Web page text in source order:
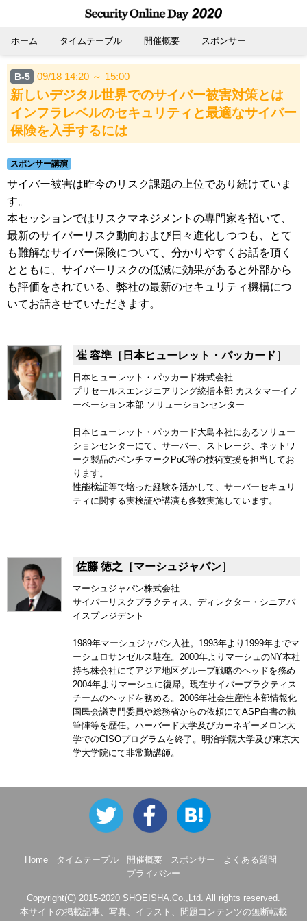
ホーム タイムテーブル 開催概要 スポンサー
B-5 09/18 14:20 ～ 15:00
新しいデジタル世界でのサイバー被害対策とは
インフラレベルのセキュリティと最適なサイバー
保険を入手するには
スポンサー講演
サイバー被害は昨今のリスク課題の上位であり続けていま
す。
本セッションではリスクマネジメントの専門家を招いて、
最新のサイバーリスク動向および日々進化しつつも、とて
も難解なサイバー保険について、分かりやすくお話を頂く
とともに、サイバーリスクの低減に効果があると外部から
も評価をされている、弊社の最新のセキュリティ機構につ
いてお話させていただきます。
崔 容準［日本ヒューレット・パッカード］
日本ヒューレット・パッカード株式会社
プリセールスエンジニアリング統括本部 カスタマーイノ
ーベーション本部 ソリューションセンター
日本ヒューレット・パッカード大島本社にあるソリュー
ションセンターにて、サーバー、ストレージ、ネットワ
ーク製品のベンチマークPoC等の技術支援を担当してお
ります。
性能検証等で培った経験を活かして、サーバーセキュリ
ティに関する実検証や講演も多数実施しています。
佐藤 徳之［マーシュジャパン］
マーシュジャパン株式会社
サイバーリスクプラクティス、ディレクター・シニアバ
イスプレジデント
1989年マーシュジャパン入社。1993年より1999年までマ
ーシュロサンゼルス駐在。2000年よりマーシュのNY本社
持ち株会社にてアジア地区グループ戦略のヘッドを務め
2004年よりマーシュに復帰。現在サイバープラクティス
チームのヘッドを務める。2006年社会生産性本部情報化
国民会議専門委員や総務省からの依頼にてASP白書の執
筆陣等を歴任。ハーバード大学及びカーネギーメロン大
学でのCISOプログラムを終了。明治学院大学及び東京大
学大学院にて非常勤講師。
Home タイムテーブル 開催概要 スポンサー
よくある質問
プライバシー
Copyright(C) 2015-2020 SHOEISHA.Co.,Ltd. All rights reserved.
本サイトの掲載記事、写真、イラスト、問題コンテンツの無断転載